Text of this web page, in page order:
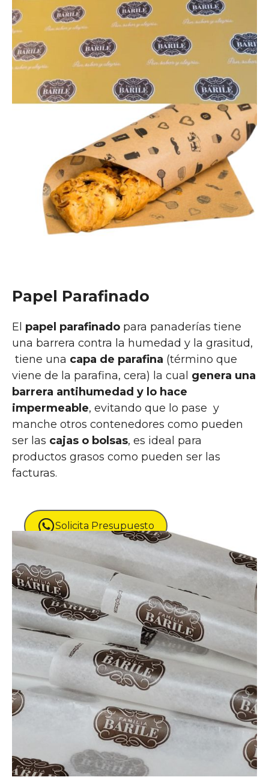
Papel Parafinado
El papel parafinado para panaderías tiene
una barrera contra la humedad y la grasitud,
tiene una capa de parafina (término que
viene de la parafina, cera) la cual genera una
barrera antihumedad y lo hace
impermeable, evitando que lo pase y
manche otros contenedores como pueden
ser las cajas o bolsas, es ideal para
productos grasos como pueden ser las
facturas.
Solicita Presupuesto